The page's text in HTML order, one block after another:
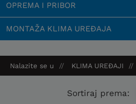
OPREMA I PRIBOR
MONTAŽA KLIMA UREĐAJA
Nalazite se u KLIMA UREĐAJI
Sortiraj prema: